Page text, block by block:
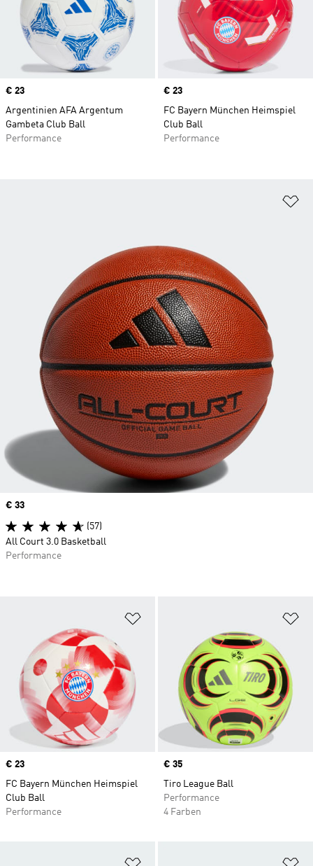
Price
€ 23
Argentinien AFA Argentum
Gambeta Club Ball
Performance
Price
€ 23
FC Bayern München Heimspiel
Club Ball
Performance
Price
€ 23
FC Bayern München Heimspiel
Club Ball
Performance
Price
€ 35
Tiro League Ball
Performance
4 Farben
Price
€ 33
(57)
All Court 3.0 Basketball
Performance